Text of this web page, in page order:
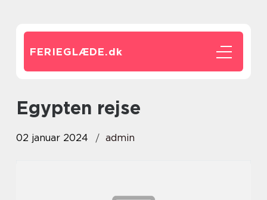
FERIEGLÆDE.dk
egypten rejse
02 januar 2024 admin